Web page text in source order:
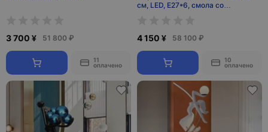
3 700 ¥ 51 800 ₽
11
оплачено
см, LED, E27*6, смола со
4 150 ¥ 58 100 ₽
10
оплачено